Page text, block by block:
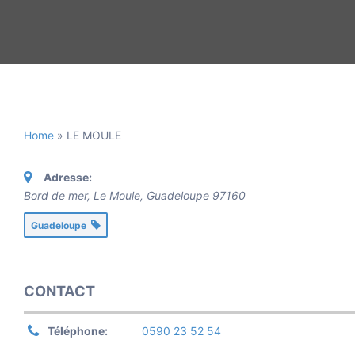
Home » LE MOULE
Adresse:
Bord de mer, Le Moule, Guadeloupe 97160
Guadeloupe
CONTACT
Téléphone: 0590 23 52 54